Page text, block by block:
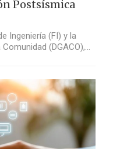
Postsísmica
Ingeniería (FI) y la
(DGACO),…